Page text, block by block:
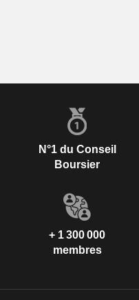
N°1 du Conseil
Boursier
+ 1 300 000
membres